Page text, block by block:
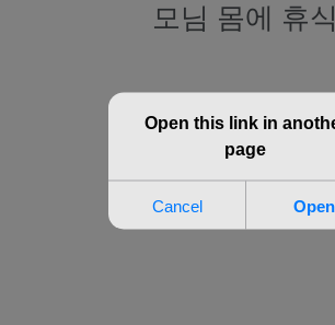
모님 몸에 휴식